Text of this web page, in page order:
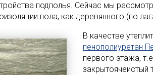
подполья. Сейчас мы
пола, как деревянного (по
В качестве
пенополиуретан
первого этажа,
закрытоячеистый